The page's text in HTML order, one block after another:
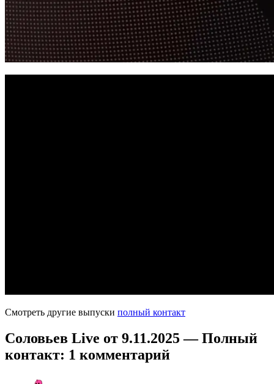
Смотреть другие выпуски полный контакт
Соловьев Live от 9.11.2025 — Полный
контакт: 1 комментарий